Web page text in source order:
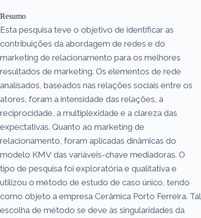
Resumo
Esta pesquisa teve o objetivo de identificar as
contribuições da abordagem de redes e do
marketing de relacionamento para os melhores
resultados de marketing. Os elementos de rede
analisados, baseados nas relações sociais entre os
atores, foram a intensidade das relações, a
reciprocidade, a multiplexidade e a clareza das
expectativas. Quanto ao marketing de
relacionamento, foram aplicadas dinâmicas do
modelo KMV das variáveis-chave mediadoras. O
tipo de pesquisa foi exploratória e qualitativa e
utilizou o método de estudo de caso único, tendo
como objeto a empresa Cerâmica Porto Ferreira. Tal
escolha de método se deve às singularidades da